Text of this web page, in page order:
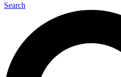
Search